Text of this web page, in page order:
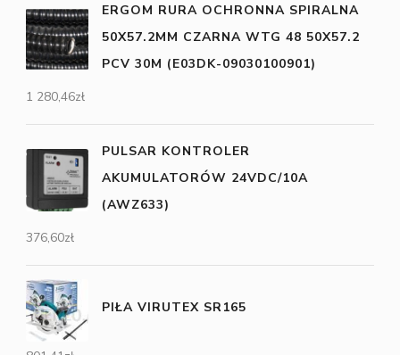
ERGOM RURA OCHRONNA SPIRALNA
50X57.2MM CZARNA WTG 48 50X57.2
PCV 30M (E03DK-09030100901)
1 280,46zł
PULSAR KONTROLER
AKUMULATORÓW 24VDC/10A
(AWZ633)
376,60zł
PIŁA VIRUTEX SR165